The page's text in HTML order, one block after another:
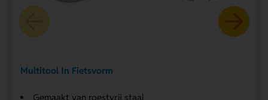
Multitool In Fietsvorm
Gemaakt van roestvrij staal